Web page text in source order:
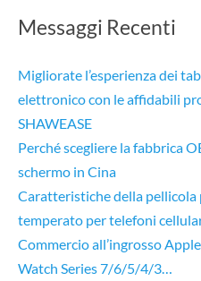
Messaggi Recenti
Migliorate l’esperienza dei
elettronico con le affidabili
SHAWEASE
Perché scegliere la fabbrica
schermo in Cina
Caratteristiche della
temperato per telefoni
Commercio all’ingrosso
Watch Series 7/6/5/4/3…